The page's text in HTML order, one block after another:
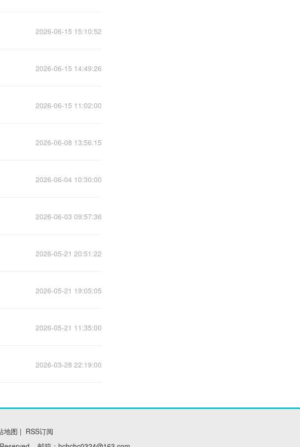
2026-06-15 15:10:52
2026-06-15 14:49:26
2026-06-15 11:02:00
2026-06-08 13:56:15
2026-06-04 10:30:00
2026-06-03 09:57:36
2026-05-21 20:51:22
2026-05-21 19:05:05
2026-05-21 11:35:00
2026-03-28 22:19:00
地图 | RSS订阅